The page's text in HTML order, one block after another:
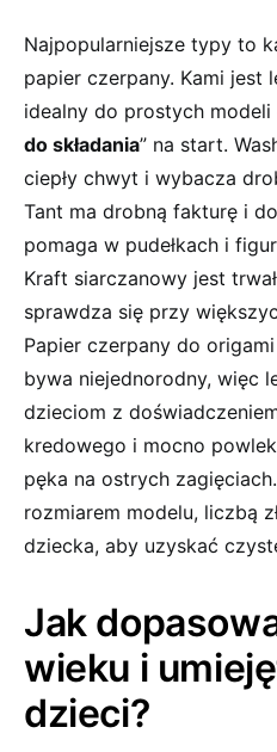
Najpopularniejsze typy to
papier czerpany. Kami jest
idealny do prostych modeli
do składania” na start.
ciepły chwyt i wybacza
Tant ma drobną fakturę i
pomaga w pudełkach i
Kraft siarczanowy jest
sprawdza się przy
Papier czerpany do
bywa niejednorodny, więc
dzieciom z
kredowego i mocno
pęka na ostrych
rozmiarem modelu, liczbą
dziecka, aby uzyskać
Jak
wieku i
dzieci?